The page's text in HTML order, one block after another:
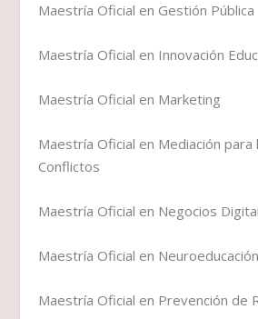
Maestría Oficial en Gestión Pública
Maestría Oficial en Innovación
Maestría Oficial en Marketing
Maestría Oficial en Mediación para
Conflictos
Maestría Oficial en Negocios
Maestría Oficial en Neuroeducación
Maestría Oficial en Prevención de